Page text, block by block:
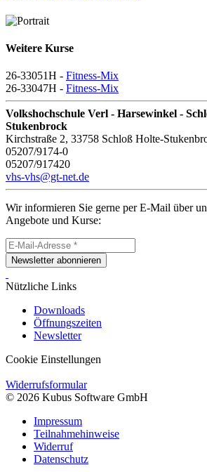
Weitere Kurse
26-33051H - Fitness-Mix
26-33047H - Fitness-Mix
Volkshochschule Verl - Harsewinkel -
Stukenbrock
Kirchstraße 2, 33758 Schloß Holte-
05207/9174-0
05207/917420
vhs-vhs@gt-net.de
Wir informieren Sie gerne per E-Mail über
Angebote und Kurse:
Newsletter abonnieren
Nützliche Links
Downloads
Öffnungszeiten
Newsletter
Cookie Einstellungen
Widerrufsformular
© 2026 Kubus Software GmbH
Impressum
Teilnahmehinweise
Widerruf
Datenschutz